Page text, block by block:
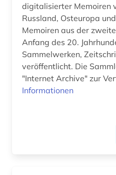
digitalisierter Memoiren
Russland, Osteuropa
Memoiren aus der
Anfang des 20.
Sammelwerken,
veröffentlicht. Die Sammlung wird über das
"Internet Archive" zur
Informationen